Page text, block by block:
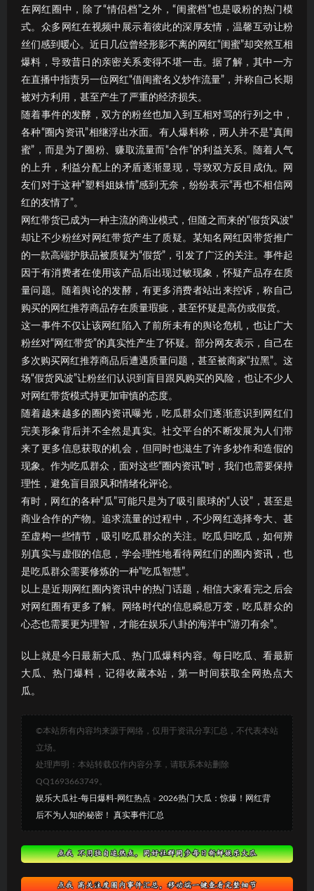
在网红圈中，除了“情侣档”之外，“闺蜜档”也是吸粉的热门模
式。众多网红在视频中展示着彼此的深厚友情，温馨互动让粉
丝们感到暖心。近日几位曾经形影不离的网红“闺蜜”却突然互相
爆料，导致昔日的亲密关系变得不堪一击。据了解，其中一方
在直播中指责另一位网红“借闺蜜名义炒作流量”，并称自己长期
被对方利用，甚至产生了严重的经济损失。
随着事件的发酵，双方的粉丝也加入到互相对骂的行列之中，
各种“圈内资讯”相继浮出水面。有人爆料称，两人并不是“真闺
蜜”，而是为了圈粉、赚取流量而“合作”的利益关系。随着人气
的上升，利益分配上的矛盾逐渐显现，导致双方反目成仇。网
友们对于这种“塑料姐妹情”感到无奈，纷纷表示“再也不相信网
红的友情了”。
网红带货已成为一种主流的商业模式，但随之而来的“假货风波”
却让不少粉丝对网红带货产生了质疑。某知名网红因带货推广
的一款高端护肤品被质疑为“假货”，引发了广泛的关注。事件起
因于有消费者在使用该产品后出现过敏现象，怀疑产品存在质
量问题。随着舆论的发酵，有更多消费者站出来控诉，称自己
购买的网红推荐商品存在质量瑕疵，甚至怀疑是高仿或假货。
这一事件不仅让该网红陷入了前所未有的舆论危机，也让广大
粉丝对“网红带货”的真实性产生了怀疑。部分网友表示，自己在
多次购买网红推荐商品后遭遇质量问题，甚至被商家“拉黑”。这
场“假货风波”让粉丝们认识到盲目跟风购买的风险，也让不少人
对网红带货模式持更加审慎的态度。
随着越来越多的圈内资讯曝光，吃瓜群众们逐渐意识到网红们
完美形象背后并不全然是真实。社交平台的不断发展为人们带
来了更多信息获取的机会，但同时也滋生了许多炒作和造假的
现象。作为吃瓜群众，面对这些“圈内资讯”时，我们也需要保持
理性，避免盲目跟风和情绪化评论。
有时，网红的各种“瓜”可能只是为了吸引眼球的“人设”，甚至是
商业合作的产物。追求流量的过程中，不少网红选择夸大、甚
至虚构一些情节，吸引吃瓜群众的关注。吃瓜归吃瓜，如何辨
别真实与虚假的信息，学会理性地看待网红们的圈内资讯，也
是吃瓜群众需要修炼的一种“吃瓜智慧”。
以上是近期网红圈内资讯中的热门话题，相信大家看完之后会
对网红圈有更多了解。网络时代的信息瞬息万变，吃瓜群众的
心态也需要更为理智，才能在娱乐八卦的海洋中“游刃有余”。
以上就是今日最新大瓜、热门瓜爆料内容。每日吃瓜、看最新
大瓜、热门爆料，记得收藏本站，第一时间获取全网热点大
瓜。
©本站所有内容均来源于网络，仅用于资讯分享汇总，不代表本站
立场。
处理声明：本站转载仅作内容分享，请联系本站删除
QQ1693663749。
娱乐大瓜社-每日爆料-网红热点 » 2026热门大瓜：惊爆！网红背
后不为人知的秘密！ 真实事件汇总